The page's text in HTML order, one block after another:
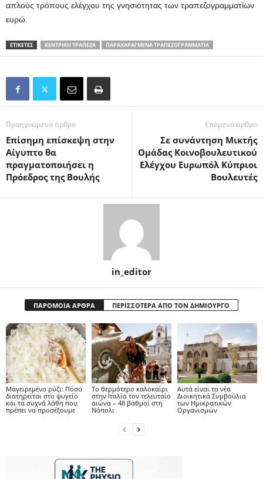
απλούς τρόπους ελέγχου της γνησιότητας των τραπεζογραμματίων
ευρώ.
ΕΤΙΚΕΤΕΣ ΚΕΝΤΡΙΚΉ ΤΡΆΠΕΖΑ ΠΑΡΑΧΑΡΑΓΜΈΝΑ ΤΡΑΠΕΖΟΓΡΑΜΜΆΤΙΑ
Προηγούμενο άρθρο
Επίσημη επίσκεψη στην
Αίγυπτο θα
πραγματοποιήσει η
Πρόεδρος της Βουλής
Επόμενο άρθρο
Σε συνάντηση Μικτής
Ομάδας Κοινοβουλευτικού
Ελέγχου Ευρωπόλ Κύπριοι
Βουλευτές
in_editor
ΠΑΡΟΜΟΙΑ ΑΡΘΡΑ ΠΕΡΙΣΣΟΤΕΡΑ ΑΠΟ ΤΟΝ ΔΗΜΙΟΥΡΓΟ
Μαγειρεμένο ρύζι: Πόσο
διατηρείται στο ψυγείο
και τα συχνά λάθη που
πρέπει να προσέξουμε
Το θερμότερο καλοκαίρι
στην Ιταλία τον τελευταίο
αιώνα – 48 βαθμοί στη
Νάπολι
Αυτά είναι τα νέα
Διοικητικά Συμβούλια
των Ημικρατικών
Οργανισμών